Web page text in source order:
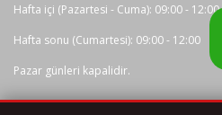
Hafta içi (Pazartesi - Cuma): 09:00 -
Hafta sonu (Cumartesi): 09:00 - 12:00
Pazar günleri kapalidir.